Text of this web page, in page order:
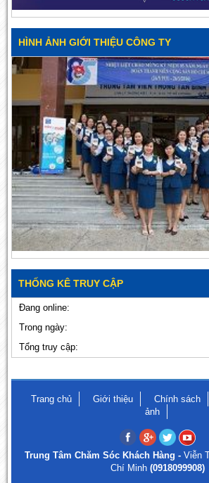
HÌNH ẢNH GIỚI THIỆU CÔNG TY
THỐNG KÊ TRUY CẬP
Đang online:
Trong ngày:
Tổng truy cập:
Trang chủ Giới thiệu Chính sách
ảnh
Trung Tâm Chăm Sóc Khách Hàng - Viễn
Chí Minh (0918099908)